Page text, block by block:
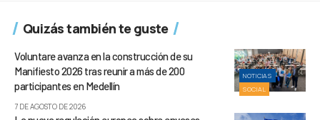
Quizás también te guste
NOTICIAS
SOCIAL
Voluntare avanza en la construcción de su
Manifiesto 2026 tras reunir a más de 200
participantes en Medellín
7 DE AGOSTO DE 2026